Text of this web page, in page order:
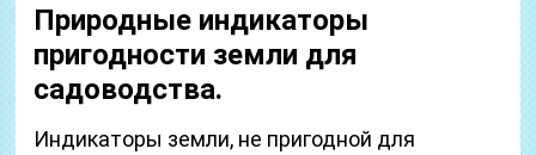
Природные индикаторы
пригодности земли для
садоводства.
Индикаторы земли, не пригодной для